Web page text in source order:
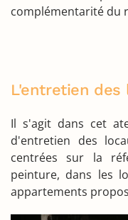
complémentarité du
L'entretien des
Il s'agit dans cet
d'entretien des
centrées sur la
peinture, dans les
appartements